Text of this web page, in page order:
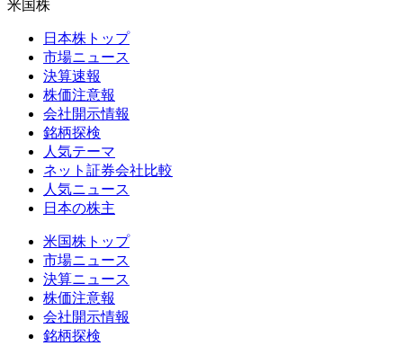
米国株
日本株トップ
市場ニュース
決算速報
株価注意報
会社開示情報
銘柄探検
人気テーマ
ネット証券会社比較
人気ニュース
日本の株主
米国株トップ
市場ニュース
決算ニュース
株価注意報
会社開示情報
銘柄探検